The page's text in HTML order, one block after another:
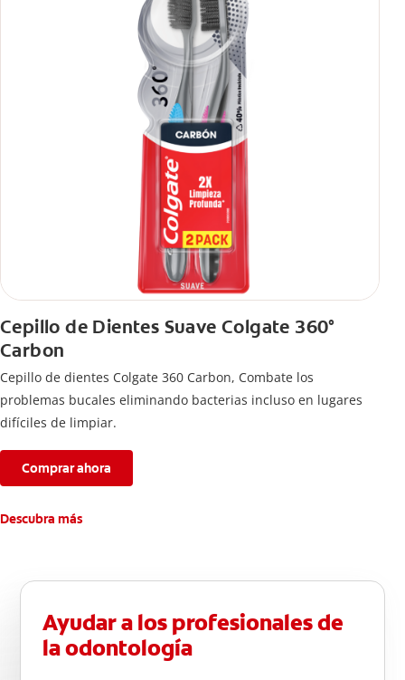
Cepillo de Dientes Suave Colgate 360°
Carbon
Cepillo de dientes Colgate 360 ​​Carbon, Combate los
problemas bucales eliminando bacterias incluso en lugares
difíciles de limpiar.
Comprar ahora
Descubra más
Ayudar a los profesionales de
la odontología